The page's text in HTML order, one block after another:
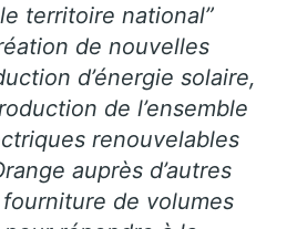
territoire national”
de nouvelles
d’énergie solaire,
de l’ensemble
renouvelables
auprès d’autres
de volumes